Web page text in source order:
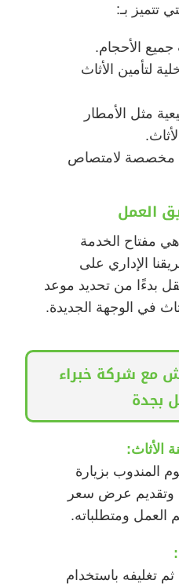
تتميز بـ:
الأحجام.
لتأمين الأثاث
مثل الأمطار
مخصصة لامتصاص
هي مفتاح الخدمة
الإداري على
بدءًا من تحديد موعد
في الوجهة الجديدة.
مع شركة خبراء
بجدة
المندوب بزيارة
وتقديم عرض سعر
ومتطلباته.
ثم تغليفه باستخدام